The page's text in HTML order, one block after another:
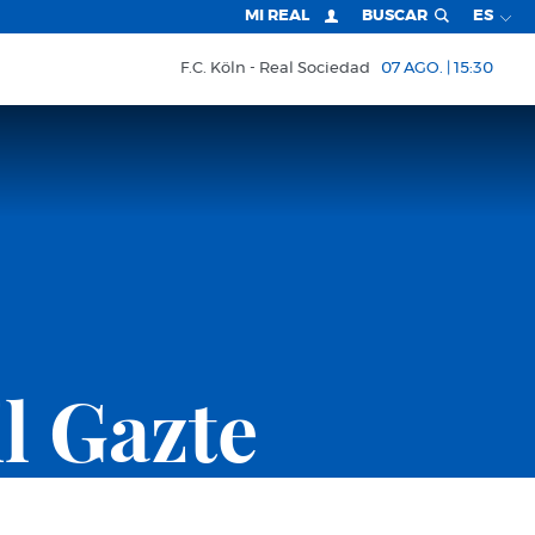
MI REAL BUSCAR ES
F.C. Köln Real Sociedad 07 AGO. | 15:30
Gazte